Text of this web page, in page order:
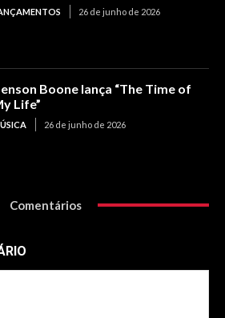
26 de junho de 2026
Boone lança “The Time of
Life”
26 de junho de 2026
Comentários